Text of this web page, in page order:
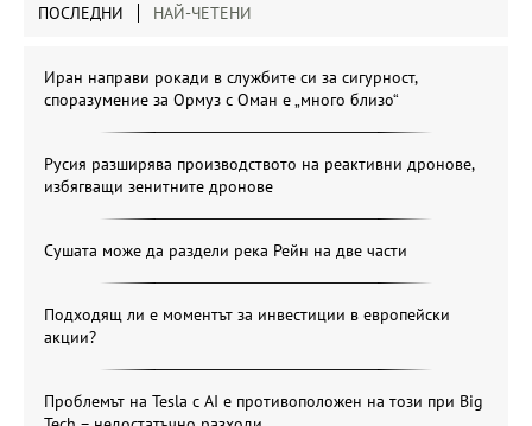
ПОСЛЕДНИ НАЙ-ЧЕТЕНИ
Иран направи рокади в службите си за сигурност,
споразумение за Ормуз с Оман е „много близо“
Русия разширява производството на реактивни дронове,
избягващи зенитните дронове
Сушата може да раздели река Рейн на две части
Подходящ ли е моментът за инвестиции в европейски
акции?
Проблемът на Tesla с AI е противоположен на този при Big